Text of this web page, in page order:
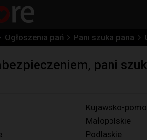
Ogłoszenia pań Pani szuka pana
pani
Kujawsko-
Małopolskie
Podlaskie